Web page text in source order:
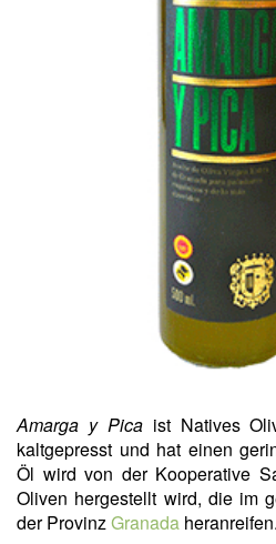
Amarga y Picaist Natives
kaltgepresst und hat einen
Öl wird von der Kooperative
Oliven hergestellt wird, die im
der ProvinzGranada heranreifen.